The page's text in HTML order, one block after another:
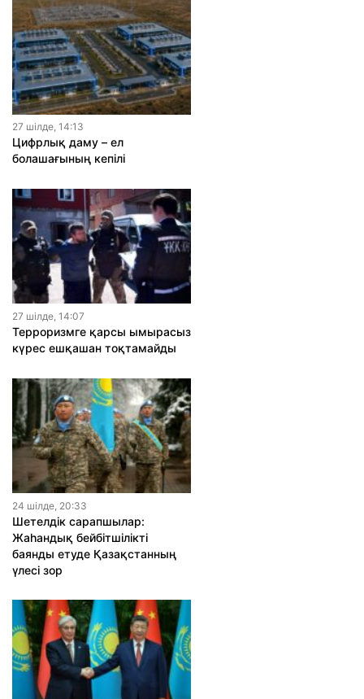
27 шiлде, 14:13
Цифрлық даму – ел
болашағының кепілі
27 шiлде, 14:07
Терроризмге қарсы ымырасыз
күрес ешқашан тоқтамайды
24 шiлде, 20:33
Шетелдік сарапшылар:
Жаһандық бейбітшілікті
баянды етуде Қазақстанның
үлесі зор